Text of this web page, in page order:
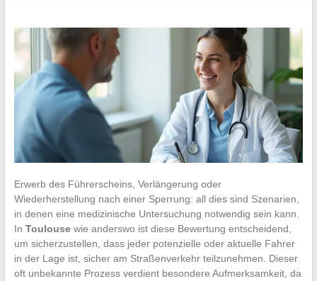
Erwerb des Führerscheins, Verlängerung oder
Wiederherstellung nach einer Sperrung: all dies sind Szenarien,
in denen eine medizinische Untersuchung notwendig sein kann.
In Toulousewie anderswo ist diese Bewertung entscheidend,
um sicherzustellen, dass jeder potenzielle oder aktuelle Fahrer
in der Lage ist, sicher am Straßenverkehr teilzunehmen. Dieser
oft unbekannte Prozess verdient besondere Aufmerksamkeit, da